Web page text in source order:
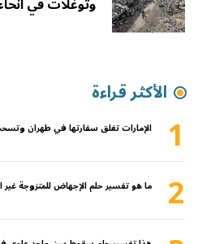
الأكثر قراءة
1 الإمارات تغلق سفارتها في طهران
2 ما هو تفسير حلم الإجهاض للمتزوجة غير